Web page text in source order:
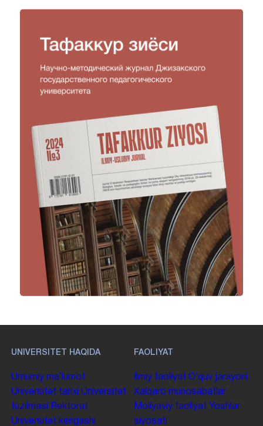
UNIVERSITET HAQIDA
Umumiy maʼlumot
Universitet tarixi Universitet
tuzilmasi
Rektorat
Universitet kengashi
FAOLIYAT
Ilmiy faoliyat Oʻquv jarayoni
Xalqaro munosabatlar
Moliyaviy faoliyat Yoshlar
siyosati